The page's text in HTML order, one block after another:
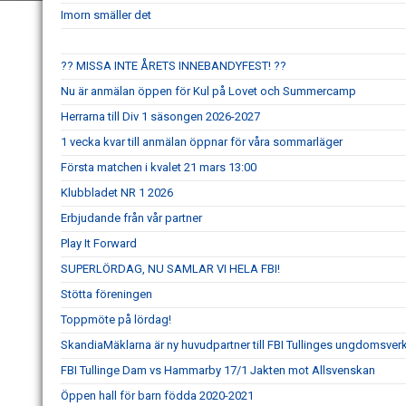
Imorn smäller det
?? MISSA INTE ÅRETS INNEBANDYFEST! ??
Nu är anmälan öppen för Kul på Lovet och Summercamp
Herrarna till Div 1 säsongen 2026-2027
1 vecka kvar till anmälan öppnar för våra sommarläger
Första matchen i kvalet 21 mars 13:00
Klubbladet NR 1 2026
Erbjudande från vår partner
Play It Forward
SUPERLÖRDAG, NU SAMLAR VI HELA FBI!
Stötta föreningen
Toppmöte på lördag!
SkandiaMäklarna är ny huvudpartner till FBI Tullinges
FBI Tullinge Dam vs Hammarby 17/1 Jakten mot Allsvenskan
Öppen hall för barn födda 2020-2021